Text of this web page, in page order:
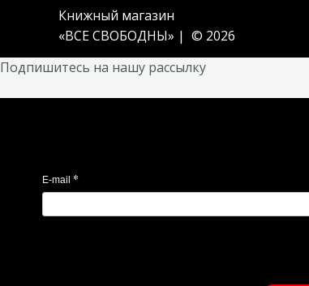
Книжный магазин
«ВСЕ СВОБОДНЫ» | © 2026
Подпишитесь на нашу рассылку
E-mail *